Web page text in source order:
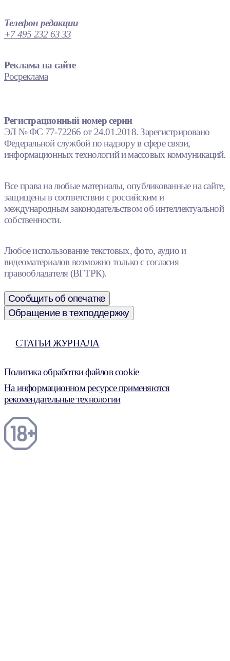
Телефон редакции
+7 495 232 63 33
Реклама на сайте
Росреклама
Регистрационный номер серии
ЭЛ № ФС 77-72266 от 24.01.2018. Зарегистрировано
Федеральной службой по надзору в сфере связи,
информационных технологий и массовых коммуникаций.
Все права на любые материалы, опубликованные на сайте,
защищены в соответствии с российским и
международным законодательством об интеллектуальной
собственности.
Любое использование текстовых, фото, аудио и
видеоматериалов возможно только с согласия
правообладателя (ВГТРК).
Сообщить об опечатке
Обращение в техподдержку
СТАТЬИ ЖУРНАЛА
Политика обработки файлов cookie
На информационном ресурсе применяются
рекомендательные технологии